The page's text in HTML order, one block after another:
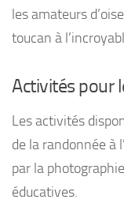
les amateurs
toucan à
Activités pour
Les activités
de la randonnée à
par la
éducatives.